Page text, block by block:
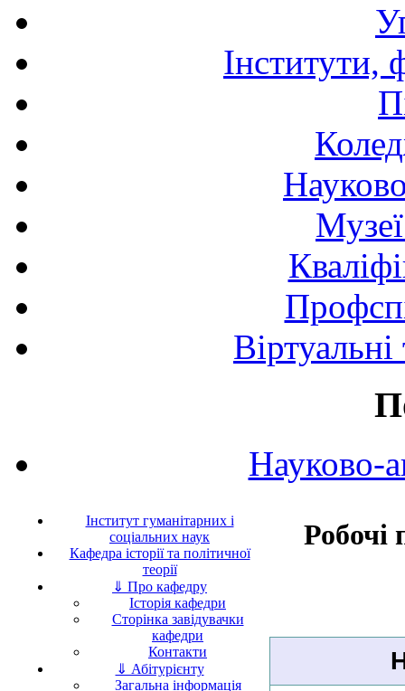
Інститути,
Науково-
Інститут гуманітарних і
соціальних наук
Кафедра історії та політичної
теорії
⇓ Про кафедру
Історія кафедри
Сторінка завідувачки
кафедри
Контакти
⇓ Абітурієнту
Загальна інформація
Робочі